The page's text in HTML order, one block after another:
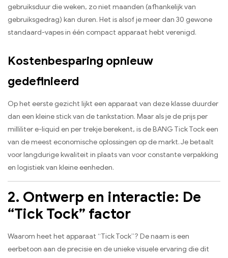
gebruiksduur die weken, zo niet maanden (afhankelijk van
gebruiksgedrag) kan duren. Het is alsof je meer dan 30 gewone
standaard-vapes in één compact apparaat hebt verenigd.
Kostenbesparing opnieuw
gedefinieerd
Op het eerste gezicht lijkt een apparaat van deze klasse duurder
dan een kleine stick van de tankstation. Maar als je de prijs per
milliliter e-liquid en per trekje berekent, is de BANG Tick Tock een
van de meest economische oplossingen op de markt. Je betaalt
voor langdurige kwaliteit in plaats van voor constante verpakking
en logistiek van kleine eenheden.
2. Ontwerp en interactie: De
“Tick Tock” factor
Waarom heet het apparaat “Tick Tock”? De naam is een
eerbetoon aan de precisie en de unieke visuele ervaring die dit